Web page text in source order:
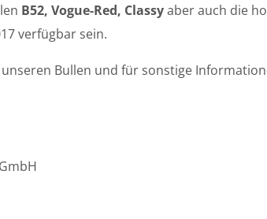
B52, Vogue-Red, Classyaber auch die
verfügbar sein.
unseren Bullen und für sonstige